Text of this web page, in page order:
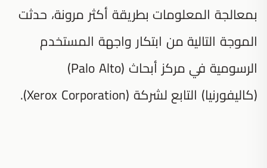
بمعالجة المعلومات بطريقة أكثر مرونة، حدثت
الموجة التالية من ابتكار واجهة المستخدم
الرسومية في مركز أبحاث (Palo Alto)
(كاليفورنيا) التابع لشركة (Xerox Corporation).